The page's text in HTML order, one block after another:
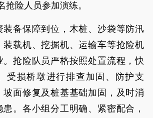
抢险人员参加演练。
装备保障到位，木桩、沙袋等防汛
装载机、挖掘机、运输车等抢险机
。抢险队员严格按照处置流程，快
受损桥墩进行排查加固、防护支
坡面修复及桩基基础加固，及时消
患。各小组分工明确、紧密配合，